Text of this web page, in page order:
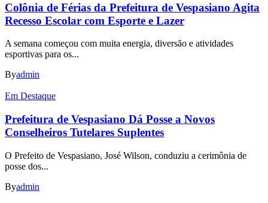
Colônia de Férias da Prefeitura de Vespasiano Agita
Recesso Escolar com Esporte e Lazer
A semana começou com muita energia, diversão e atividades
esportivas para os...
Byadmin
Em Destaque
Prefeitura de Vespasiano Dá Posse a Novos
Conselheiros Tutelares Suplentes
O Prefeito de Vespasiano, José Wilson, conduziu a cerimônia de
posse dos...
Byadmin